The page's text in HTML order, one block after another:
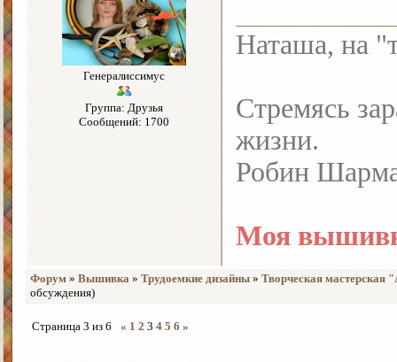
Генералиссимус
Группа: Друзья
Сообщений: 1700
Наташа, на
Стремясь
жизни.
Робин
Моя
Форум » Вышивка » Трудоемкие дизайны » Творческая
обсуждения)
Страница 3 из 6 « 1 2 3 4 5 6 »